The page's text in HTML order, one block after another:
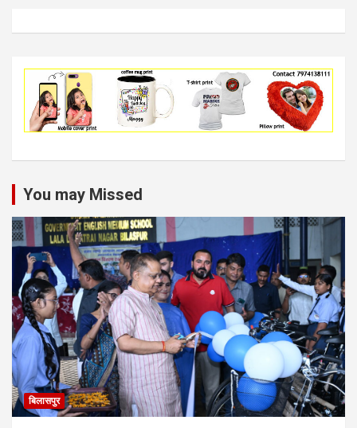
You may Missed
बिलासपुर